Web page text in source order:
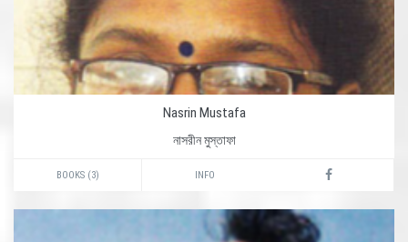
Nasrin Mustafa
নাসরীন মুস্তাফা
BOOKS (3) INFO